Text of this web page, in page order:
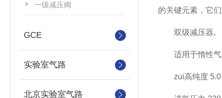
一级减压阀
GCE
实验室气路
北京实验室气路
的关键元素，它
双级减压器,
适用于惰性气
zui高纯度 5.0